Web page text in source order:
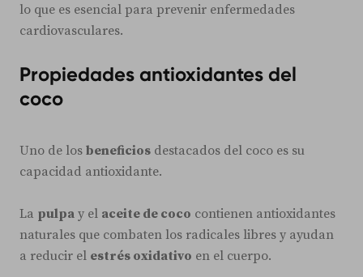
lo que es esencial para prevenir enfermedades
cardiovasculares.
Propiedades antioxidantes del
coco
Uno de los beneficios destacados del coco es su
capacidad antioxidante.
La pulpa y el aceite de coco contienen antioxidantes
naturales que combaten los radicales libres y ayudan
a reducir el estrés oxidativo en el cuerpo.